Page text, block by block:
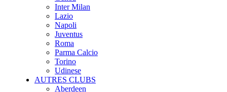
Inter Milan
Lazio
Napoli
Juventus
Roma
Parma Calcio
Torino
Udinese
AUTRES CLUBS
Aberdeen